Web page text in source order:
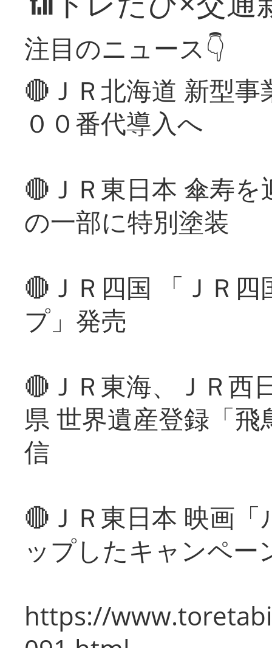
注目のニュース👇
🔴ＪＲ北海道 新型
００番代導入へ
🔴ＪＲ東日本 傘寿
の一部に特別塗装
🔴ＪＲ四国 「ＪＲ
プ」発売
🔴ＪＲ東海、ＪＲ西
県 世界遺産登録「
信
🔴ＪＲ東日本 映画
ップしたキャンペー
https://